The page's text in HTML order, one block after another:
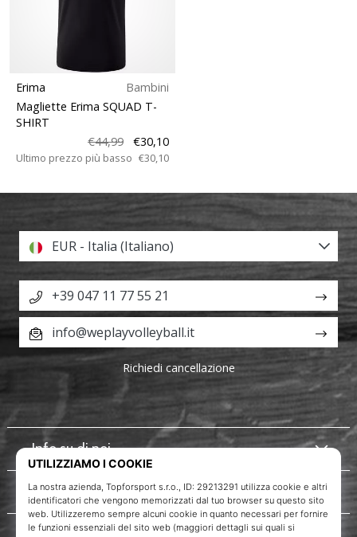
Erima
Bambini
Magliette Erima SQUAD T-
SHIRT
€44,99
€30,10
Ultimo prezzo più basso €30,10
Info su di noi
Servizio clienti
EUR - Italia (Italiano)
+39 047 11 77 55 21
info@weplayvolleyball.it
Richiedi cancellazione